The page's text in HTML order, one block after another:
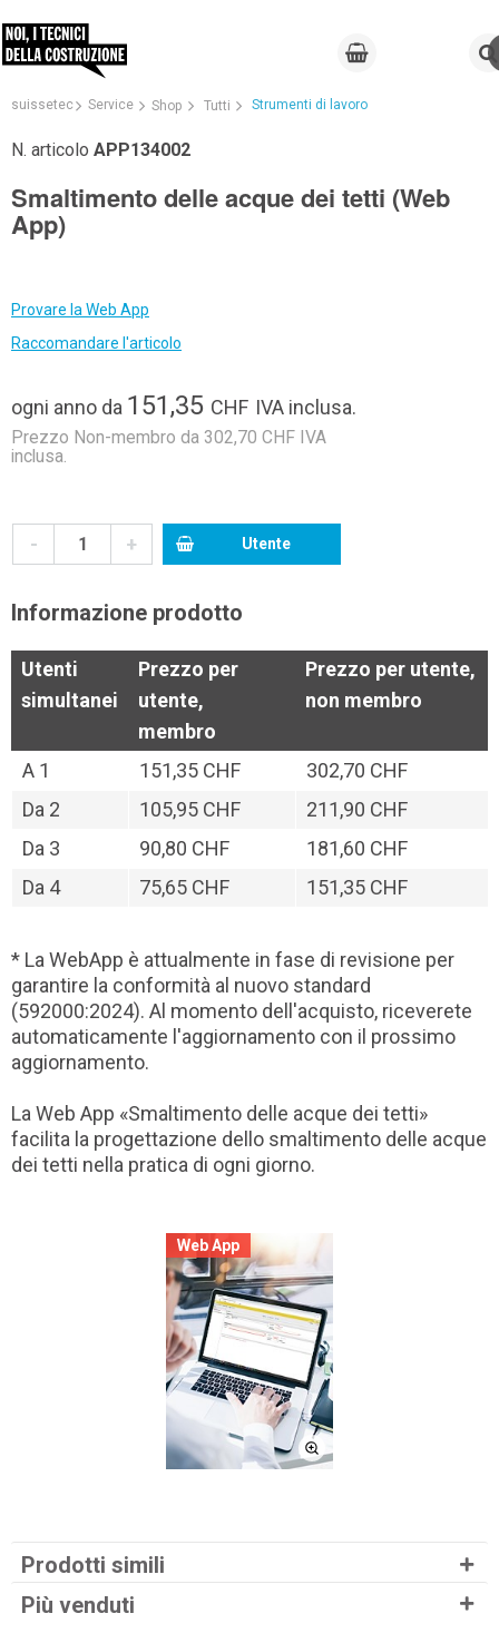
suissetec Service Shop Tutti Strumenti di lavoro
N. articolo APP134002
Smaltimento delle acque dei tetti (Web
App)
Provare la Web App
Raccomandare l'articolo
ogni anno da 151,35 CHF IVA inclusa.
Prezzo Non-membro da 302,70 CHF IVA
inclusa.
- + Utente
Informazione prodotto
Utenti
simultanei
Prezzo per
utente,
membro
Prezzo per utente,
non membro
A 1 151,35 CHF
302,70 CHF
Da 2 105,95 CHF
211,90 CHF
Da 3 90,80 CHF
181,60 CHF
Da 4 75,65 CHF 151,35 CHF
* La WebApp è attualmente in fase di revisione per
garantire la conformità al nuovo standard
(592000:2024). Al momento dell'acquisto, riceverete
automaticamente l'aggiornamento con il prossimo
aggiornamento.
La Web App «Smaltimento delle acque dei tetti»
facilita la progettazione dello smaltimento delle acque
dei tetti nella pratica di ogni giorno.
Web App
Prodotti simili
Più venduti